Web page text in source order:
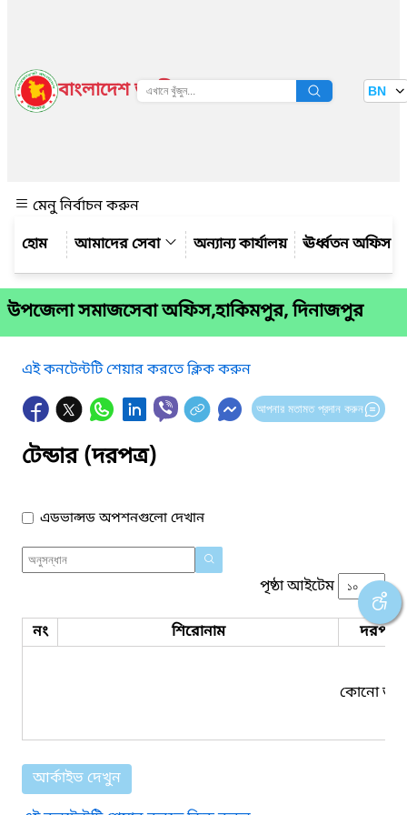
বাংলাদেশ জাতীয় তথ্য বাতায়ন BN
মেনু নির্বাচন করুন
আমাদের সেবা
অন্যান্য কার্যালয় ঊর্ধ্বতন অফিস
উপজেলা সমাজসেবা অফিস,হাকিমপুর, দিনাজপুর
এই কনটেন্টটি শেয়ার করতে ক্লিক করুন
আপনার মতামত প্রদান করুন
টেন্ডার (দরপত্র)
এডভান্সড অপশনগুলো দেখান
পৃষ্ঠা আইটেম
নং শিরোনাম দরপত্র
কোনো তথ্য
আর্কাইভ দেখুন